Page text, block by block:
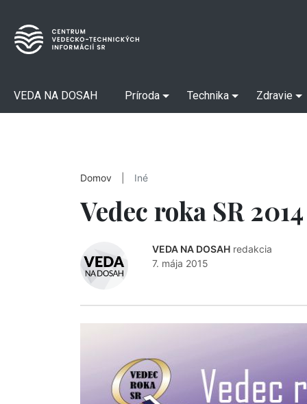
VEDA NA DOSAH Príroda Technika Zdravie
Domov Iné
Vedec roka SR 2014
VEDA NA DOSAH redakcia
7. mája 2015